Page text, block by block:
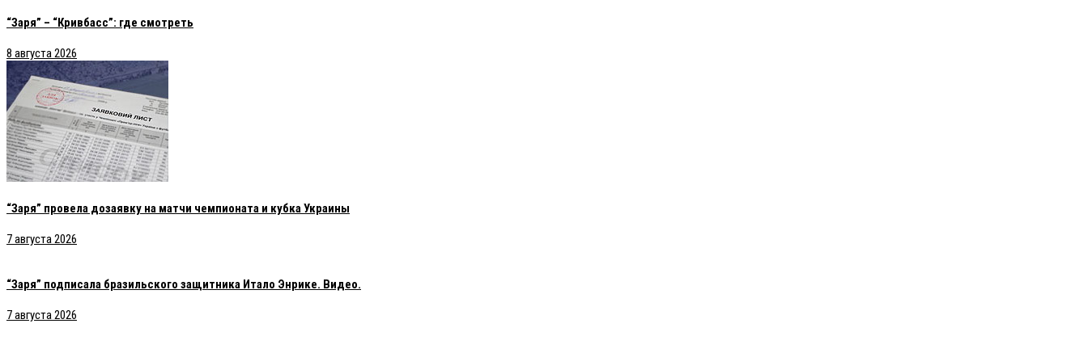
“Заря” – “Кривбасс”: где смотреть
8 августа 2026
“Заря” провела дозаявку на матчи чемпионата и кубка Украины
7 августа 2026
“Заря” подписала бразильского защитника Итало Энрике. Видео.
7 августа 2026